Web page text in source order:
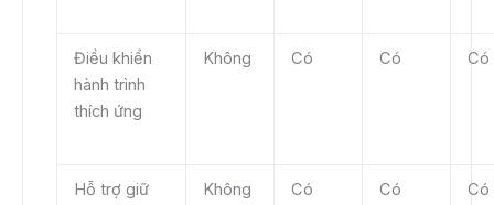
Điều khiển
hành trình
thích ứng
Không Có Có Có
Hỗ trợ giữ
Không Có Có Có